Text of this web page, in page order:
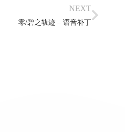
NEXT
零/碧之轨迹 – 语音补丁